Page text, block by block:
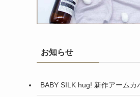
お知らせ
BABY SILK hug! 新作アームカ